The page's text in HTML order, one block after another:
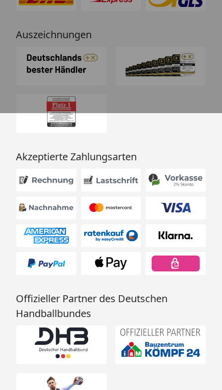
Auszeichnungen
Akzeptierte Zahlungsarten
Offizieller Partner des Deutschen
Handballbundes